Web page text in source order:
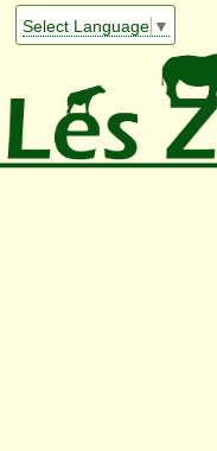
Select Language ▼